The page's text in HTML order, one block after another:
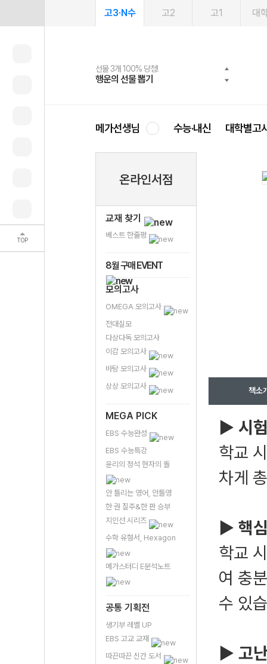
TOP
고3·N수 고2 고1 대
선물 3개 100% 당첨!
행운의 선물 뽑기
선물 100% 증정!
메가스터디 X 올리브
2027 러셀 단과
강사 공개선발
스마트러닝앱
설문 EVENT
메가패스
3일 무료 체험권
메가패스 수강생 무료혜택!
메가클럽 멤버십
사회공헌 캠페인
희망이룸 메가나눔
메가선생님 수능·내신 대학별고
온라인서점
교재 찾기
베스트 한줄평
8월 구매 EVENT
모의고사
OMEGA 모의고사
전대실모
다상다독 모의고사
이감 모의고사
바탕 모의고사
상상 모의고사
MEGA PICK
EBS 수능완성
EBS 수능특강
윤리의 정석 현자의 돌
안 틀리는 영어, 안틀영
한 권 질주&한 판 승부
지인선 시리즈
수학 유형서, Hexagon
메가스터디 E분석노트
공통 기획전
생기부 레벨 UP
EBS 고교 교재
따끈따끈 신간 도서
책소
▶ 시
학교
차게
▶ 핵
학교
여 충
수 있
▶ 고